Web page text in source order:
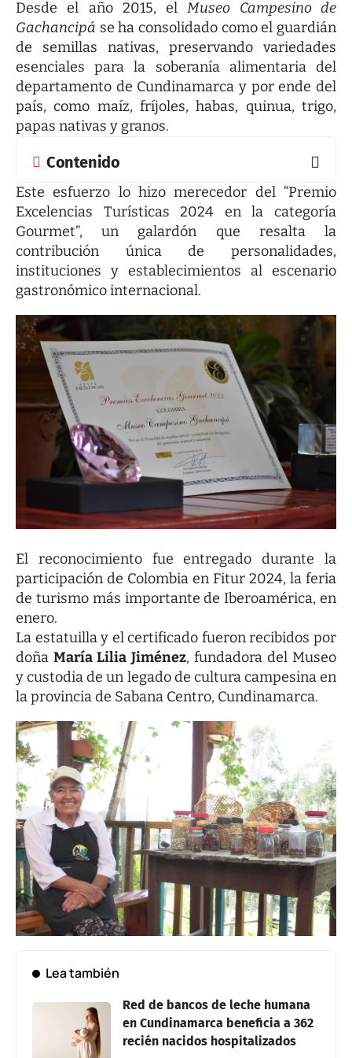
Desde el año 2015, elMuseo Campesino de
Gachancipá se ha consolidado como el guardián
de semillas nativas, preservando variedades
esenciales para la soberanía alimentaria del
departamento de Cundinamarca y por ende del
país, como maíz, fríjoles, habas, quinua, trigo,
papas nativas y granos.
Contenido
Este esfuerzo lo hizo merecedor del “Premio
Excelencias Turísticas 2024 en la categoría
Gourmet”, un galardón que resalta la
contribución única de personalidades,
instituciones y establecimientos al escenario
gastronómico internacional.
El reconocimiento fue entregado durante la
participación de Colombia en Fitur 2024, la feria
de turismo más importante de Iberoamérica, en
enero.
La estatuilla y el certificado fueron recibidos por
doñaMaría Lilia Jiménez, fundadora del Museo
y custodia de un legado de cultura campesina en
la provincia de Sabana Centro, Cundinamarca.
Lea también
Red de bancos de leche humana
en Cundinamarca beneficia a 362
recién nacidos hospitalizados